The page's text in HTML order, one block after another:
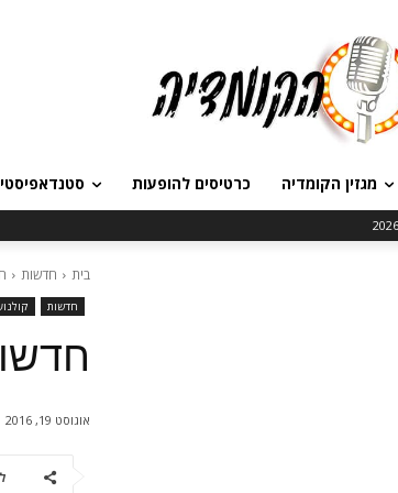
מגזין הקומדיה כרטיסים להופעות
בית חדשות
חדשות
חדשות
אוגוסט 19, 2016